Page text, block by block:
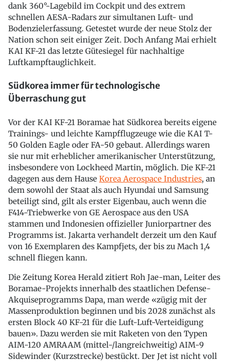
dank 360°-Lagebild im Cockpit und des extrem
schnellen AESA-Radars zur simultanen Luft- und
Bodenzielerfassung. Getestet wurde der neue Stolz der
Nation schon seit einiger Zeit. Doch Anfang Mai erhielt
KAI KF-21 das letzte Gütesiegel für nachhaltige
Luftkampftauglichkeit.
Südkorea immer für technologische
Überraschung gut
Vor der KAI KF-21 Boramae hat Südkorea bereits eigene
Trainings- und leichte Kampfflugzeuge wie die KAI T-
50 Golden Eagle oder FA-50 gebaut. Allerdings waren
sie nur mit erheblicher amerikanischer Unterstützung,
insbesondere von Lockheed Martin, möglich. Die KF-21
dagegen aus dem Hause Korea Aerospace Industries, an
dem sowohl der Staat als auch Hyundai und Samsung
beteiligt sind, gilt als erster Eigenbau, auch wenn die
F414-Triebwerke von GE Aerospace aus den USA
stammen und Indonesien offizieller Juniorpartner des
Programms ist. Jakarta verhandelt derzeit um den Kauf
von 16 Exemplaren des Kampfjets, der bis zu Mach 1,4
schnell fliegen kann.
Die Zeitung Korea Herald zitiert Roh Jae-man, Leiter des
Boramae-Projekts innerhalb des staatlichen Defense-
Akquiseprogramms Dapa, man werde «zügig mit der
Massenproduktion beginnen und bis 2028 zunächst als
ersten Block 40 KF-21 für die Luft-Luft-Verteidigung
bauen». Dazu werden sie mit Raketen von den Typen
AIM-120 AMRAAM (mittel-/langreichweitig) AIM-9
Sidewinder (Kurzstrecke) bestückt. Der Jet ist nicht voll